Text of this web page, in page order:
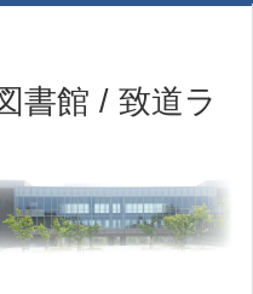
書館 / 致道ラ